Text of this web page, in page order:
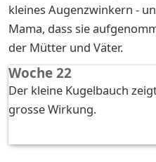
kleines Augenzwinkern -
Mama, dass sie
der Mütter und Väter.
Woche 22
Der kleine Kugelbauch
grosse Wirkung.